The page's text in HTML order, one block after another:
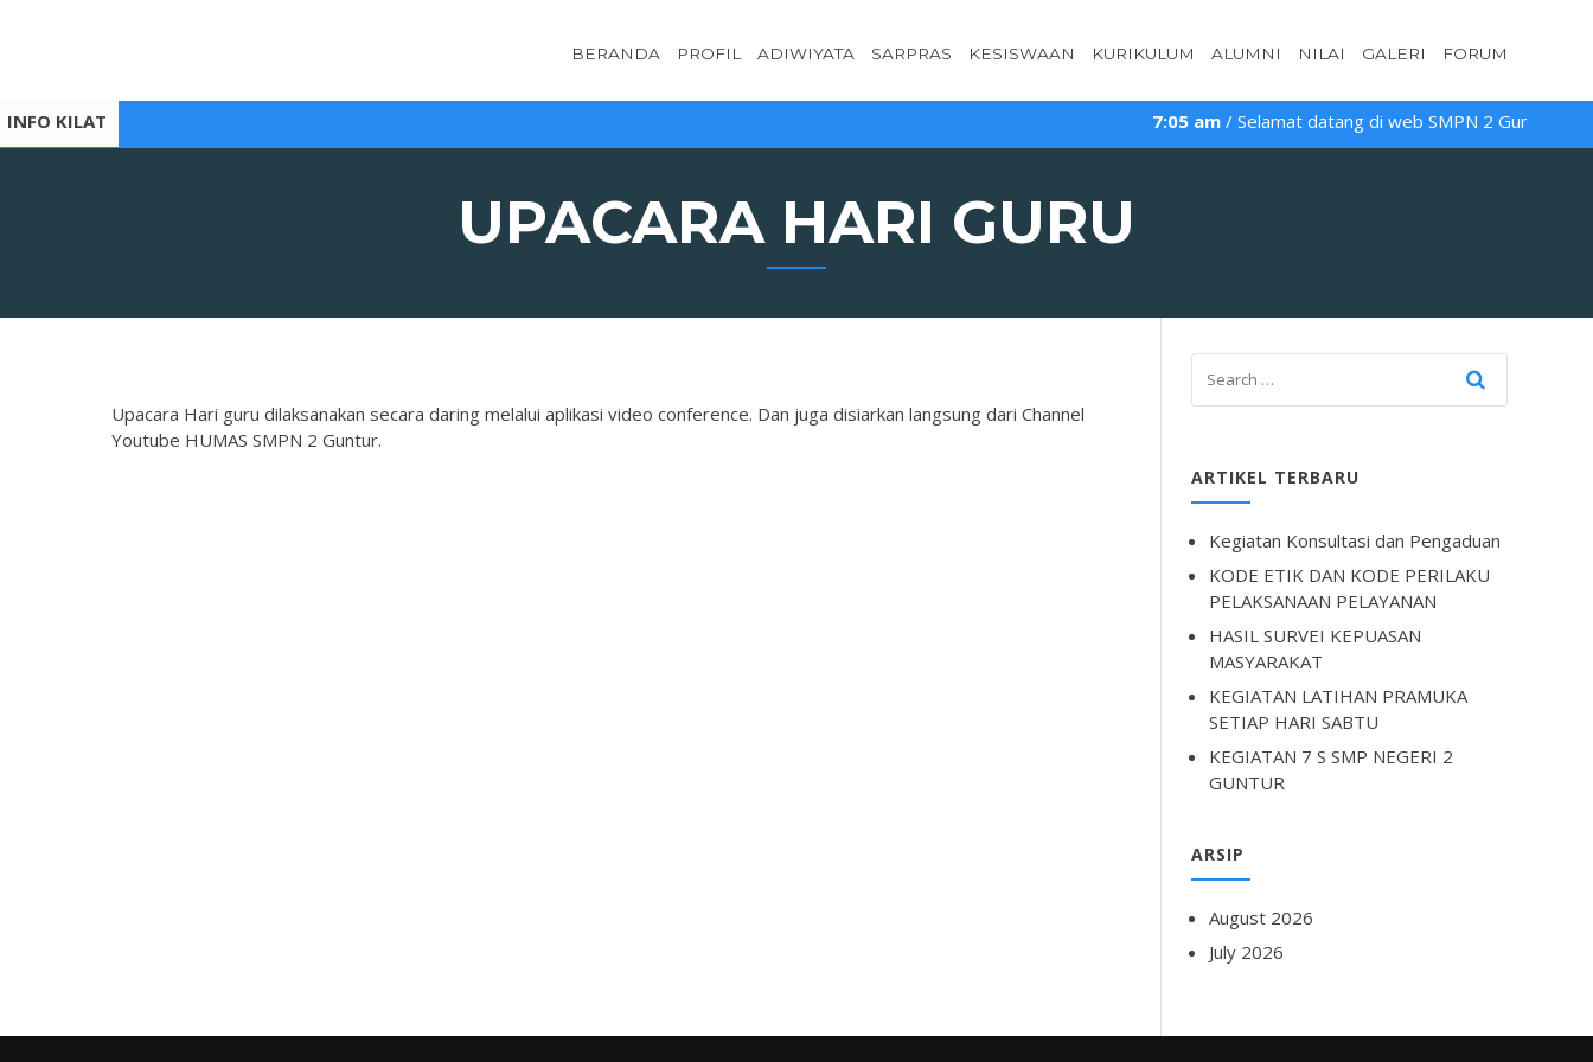
BERANDA PROFIL ADIWIYATA SARPRAS KESISWAAN KURIKULUM ALUMNI NILAI GALERI FORUM
INFO KILAT 7:05 am/ Selamat datang di web SMPN 2 Guntur
UPACARA HARI GURU
Upacara Hari guru dilaksanakan secara daring melalui aplikasi video conference. Dan juga disiarkan langsung dari Channel
Youtube HUMAS SMPN 2 Guntur.
ARTIKEL TERBARU
Kegiatan Konsultasi dan Pengaduan
KODE ETIK DAN KODE PERILAKU
PELAKSANAAN PELAYANAN
HASIL SURVEI KEPUASAN
MASYARAKAT
KEGIATAN LATIHAN PRAMUKA
SETIAP HARI SABTU
KEGIATAN 7 S SMP NEGERI 2
GUNTUR
ARSIP
August 2026
July 2026